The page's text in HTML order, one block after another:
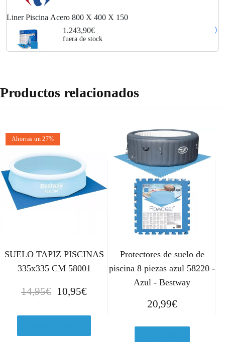
Liner Piscina Acero 800 X 400 X 150
1.243,90€
fuera de stock
Productos relacionados
Ahorras un 27%
SUELO TAPIZ PISCINAS
335x335 CM 58001
14,95€ E
p
e
10,95€
p
e
Protectores de suelo de
piscina 8 piezas azul 58220 -
Azul - Bestway
20,99€